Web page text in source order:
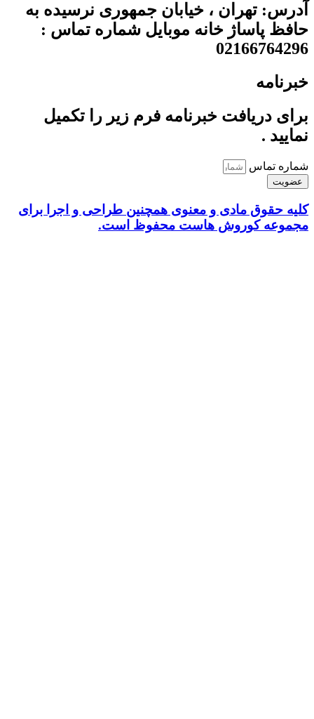
آدرس: تهران ، خیابان جمهوری نرسیده به
حافظ پاساژ خانه موبایل شماره تماس :
02166764296
خبرنامه
برای دریافت خبرنامه فرم زیر را تکمیل
نمایید .
شماره تماس
عضویت
کلیه حقوق مادی و معنوی همچنین طراحی و اجرا برای
مجموعه کوروش هاست محفوظ است.